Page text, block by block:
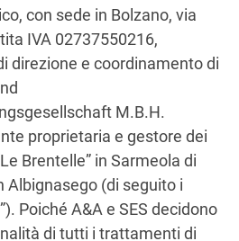
09:30—20:30
10:00—20:30
indicazioni stradali
con sede in Bolzano, via
IVA 02737550216,
direzione e coordinamento di
M.B.H.
proprietaria e gestore dei
Brentelle” in Sarmeola di
Albignasego (di seguito i
”). Poiché A&A e SES decidono
di tutti i trattamenti di